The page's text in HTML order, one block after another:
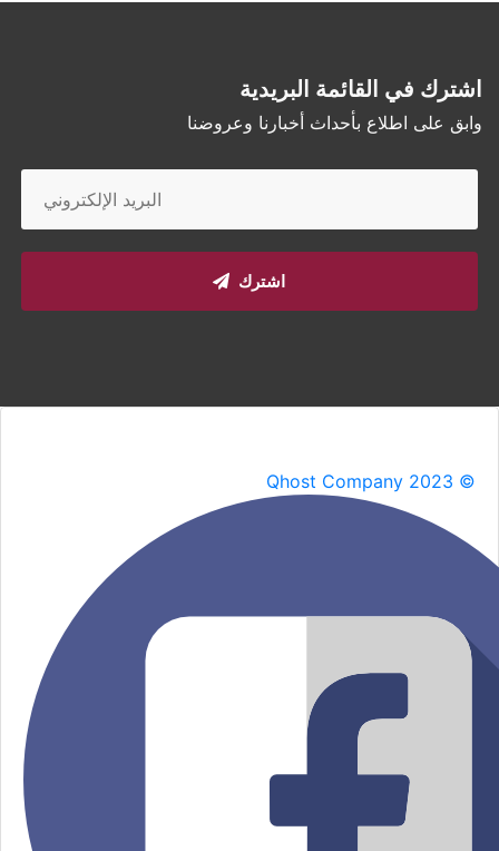
اشترك في القائمة البريدية
وابق على اطلاع بأحداث أخبارنا وعروضنا
اشترك
Qhost Company 2023 ©